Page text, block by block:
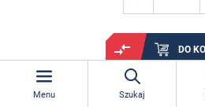
DO
Menu Szukaj